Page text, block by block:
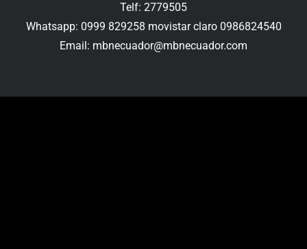
Telf: 2779505
Whatsapp: 0999 829258 movistar claro 0986824540
Email: mbnecuador@mbnecuador.com